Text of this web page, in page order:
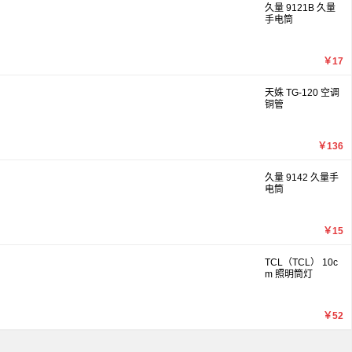
久量 9121B 久量
手电筒
￥17
天姝 TG-120 空调
铜管
￥136
久量 9142 久量手
电筒
￥15
TCL（TCL） 10c
m 照明筒灯
￥52